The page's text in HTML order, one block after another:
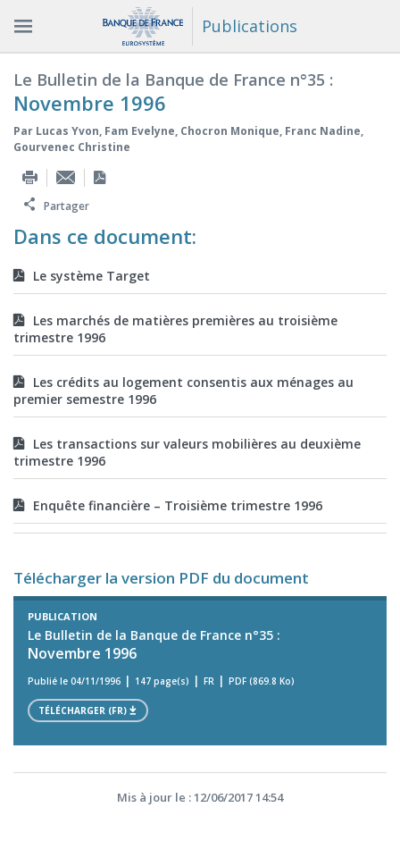
Publications
Le Bulletin de la Banque de France n°35 :
Novembre 1996
Par Lucas Yvon, Fam Evelyne, Chocron Monique, Franc Nadine,
Gourvenec Christine
Partager
Dans ce document:
Le système Target
Les marchés de matières premières au troisième
trimestre 1996
Les crédits au logement consentis aux ménages au
premier semestre 1996
Les transactions sur valeurs mobilières au deuxième
trimestre 1996
Enquête financière – Troisième trimestre 1996
Télécharger la version PDF du document
PUBLICATION
Le Bulletin de la Banque de France n°35 :
Novembre 1996
Publié le 04/11/1996 147 page(s) FR PDF (869.8 Ko)
TÉLÉCHARGER (FR)
Mis à jour le : 12/06/2017 14:54